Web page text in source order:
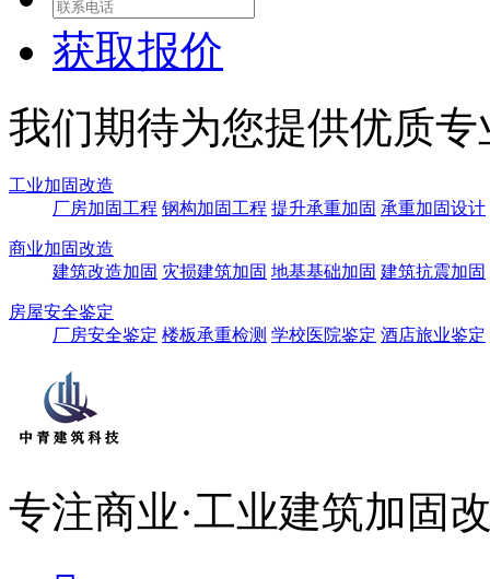
获取报价
我们期待为您提供优质
工业加固改造
厂房加固工程 钢构加固工程 提升承重加固 承重加固设计
商业加固改造
建筑改造加固 灾损建筑加固 地基基础加固 建筑抗震加固
房屋安全鉴定
厂房安全鉴定 楼板承重检测 学校医院鉴定 酒店旅业鉴定
专注商业·工业建筑加固